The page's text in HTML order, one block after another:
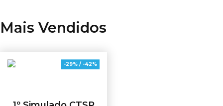
Mais Vendidos
-29% / -42%